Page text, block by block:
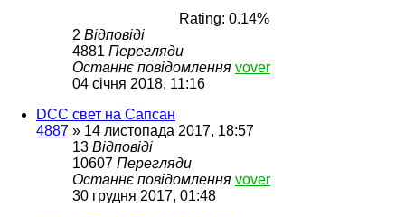
Rating: 0.14%
2 Відповіді
4881 Перегляди
Останнє повідомлення vover
04 січня 2018, 11:16
DCC свет на Сапсан
4887 » 14 листопада 2017, 18:57
13 Відповіді
10607 Перегляди
Останнє повідомлення vover
30 грудня 2017, 01:48